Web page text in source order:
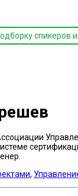
спикеров
,